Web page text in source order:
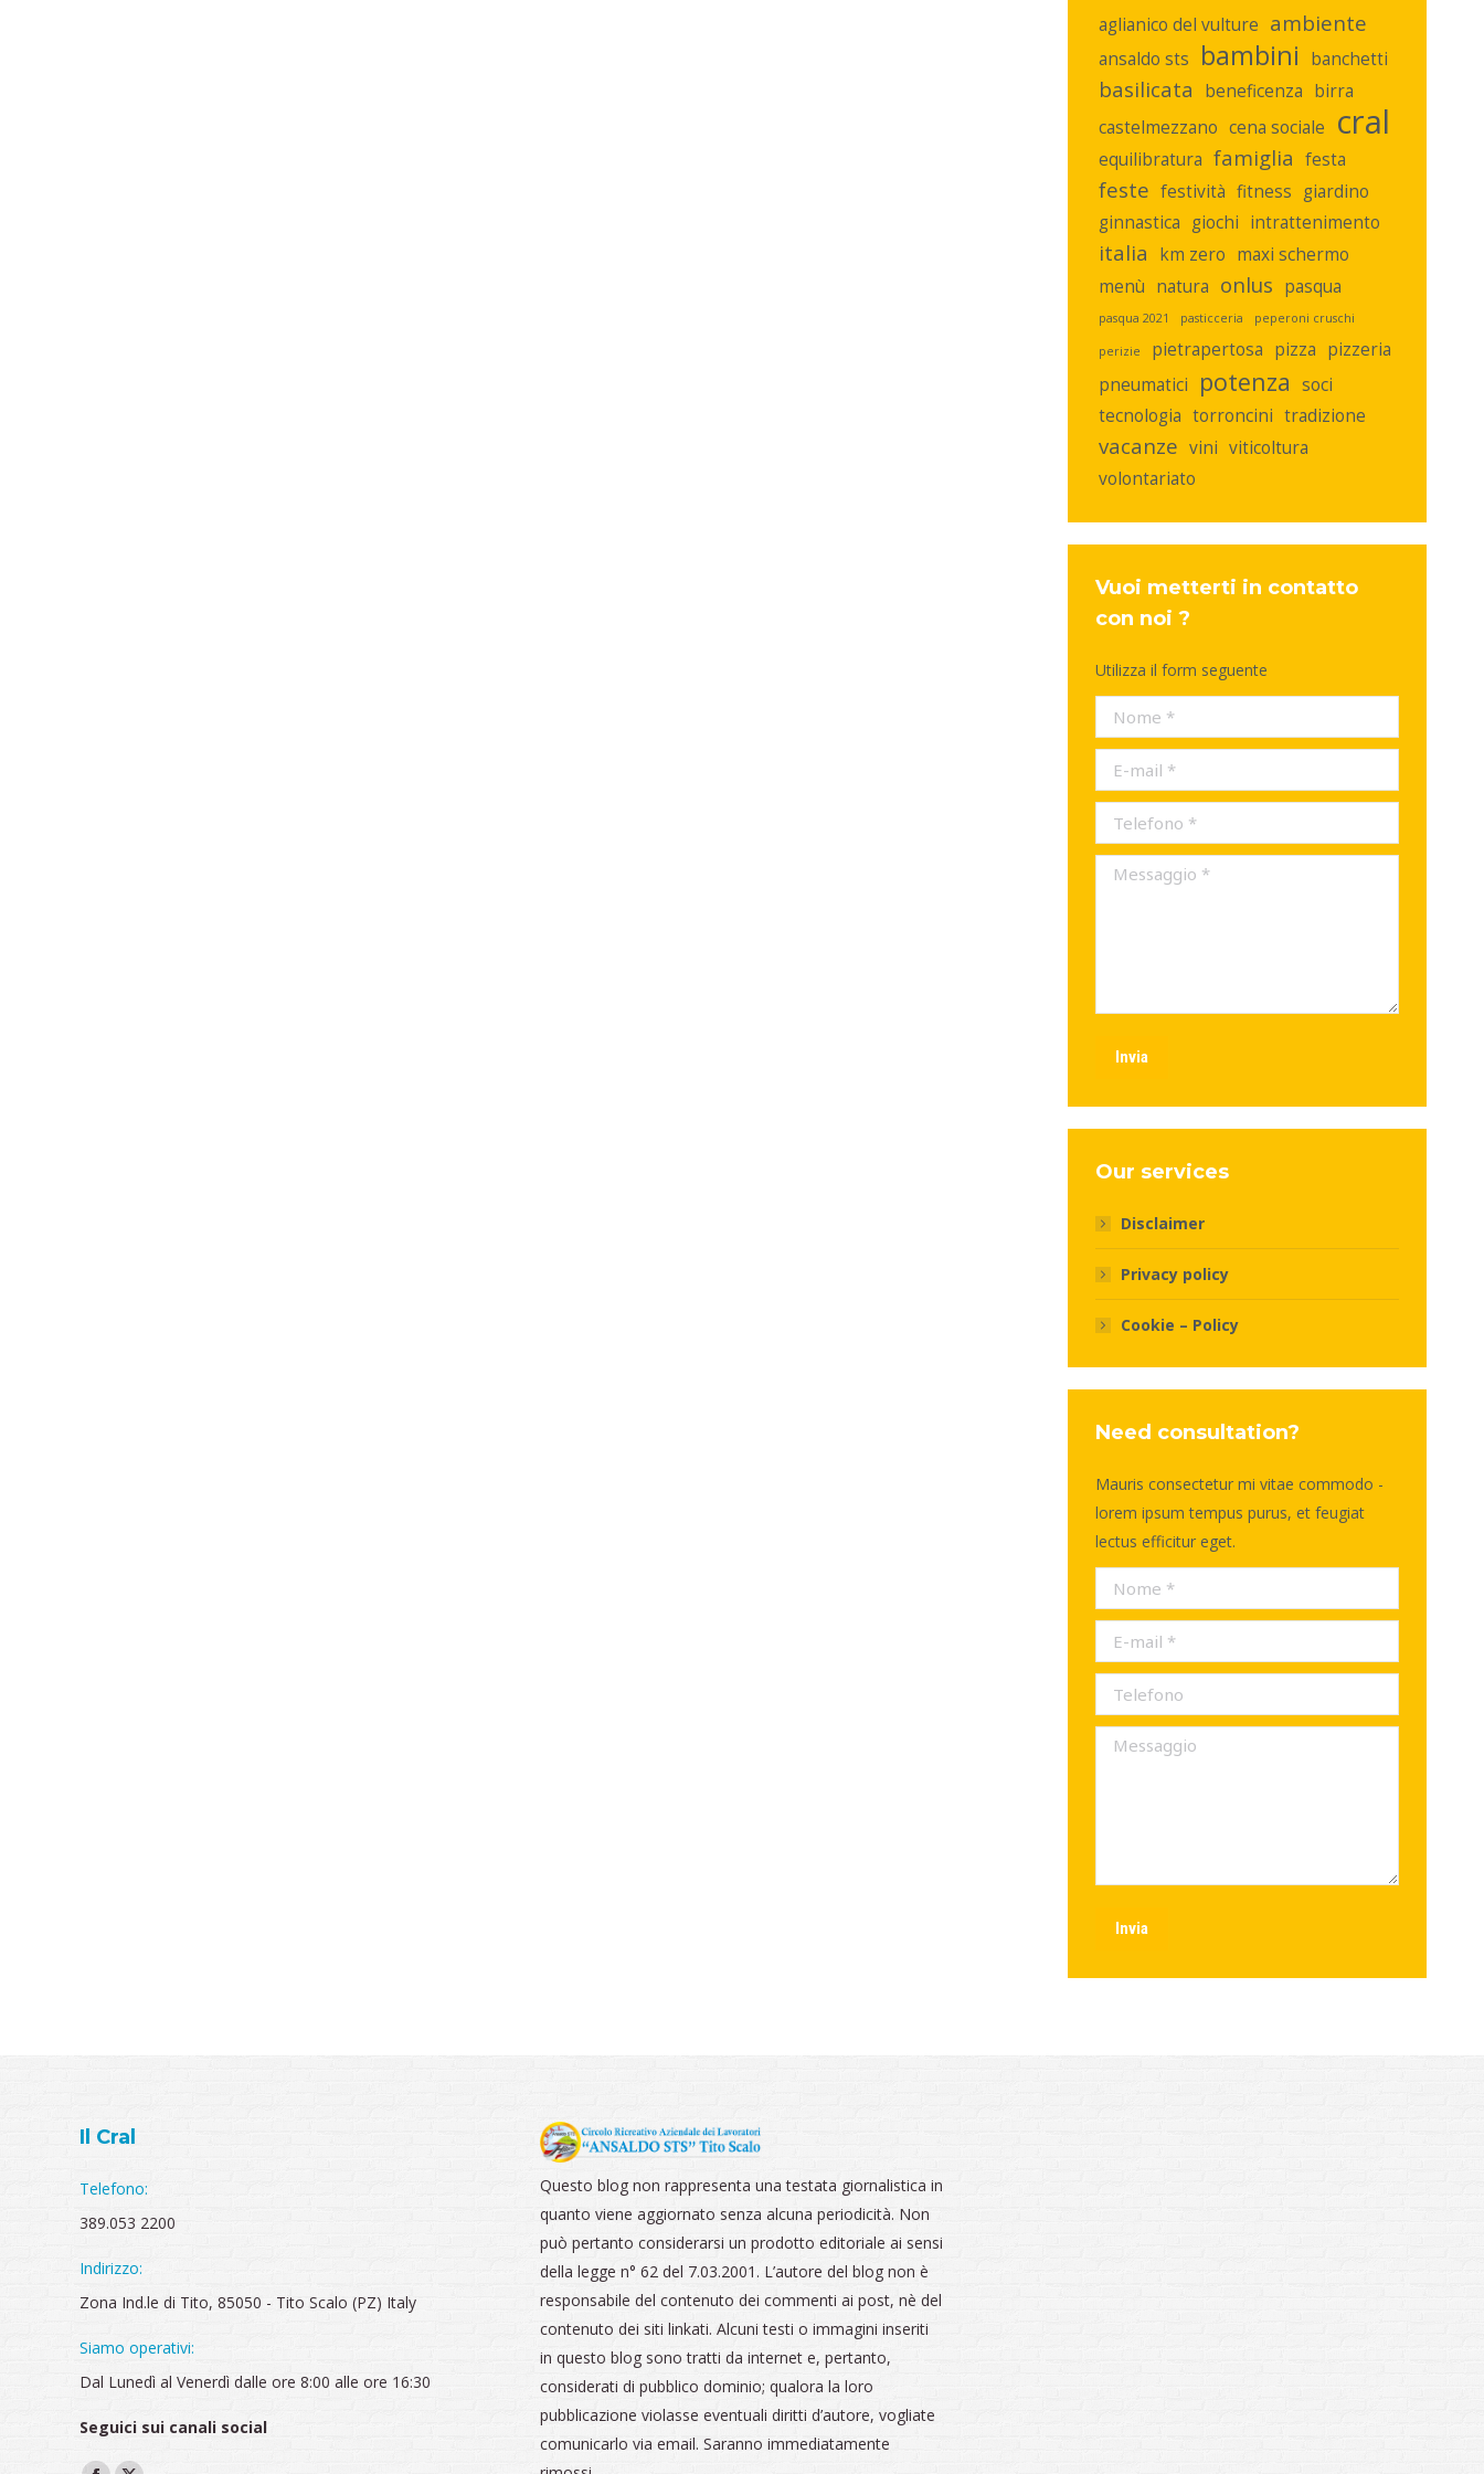
aglianico del vulture ambiente
ansaldo sts bambini banchetti
basilicata beneficenza birra
castelmezzano cena sociale cral
equilibratura famiglia festa
feste festività fitness giardino
ginnastica giochi intrattenimento
italia km zero maxi schermo
menù natura onlus pasqua
pasqua 2021 pasticceria peperoni cruschi
perizie pietrapertosa pizza pizzeria
pneumatici potenza soci
tecnologia torroncini tradizione
vacanze vini viticoltura
volontariato
Vuoi metterti in contatto
con noi ?
Utilizza il form seguente
Nome *
E-mail *
Telefono *
Messaggio *
Invia
Our services
Disclaimer
Privacy policy
Cookie – Policy
Need consultation?
Mauris consectetur mi vitae commodo -
lorem ipsum tempus purus, et feugiat
lectus efficitur eget.
Nome *
E-mail *
Telefono
Messaggio
Invia
Il Cral
Telefono:
389.053 2200
Indirizzo:
Zona Ind.le di Tito, 85050 - Tito Scalo (PZ) Italy
Siamo operativi:
Dal Lunedì al Venerdì dalle ore 8:00 alle ore 16:30
Seguici sui canali social
Questo blog non rappresenta una testata giornalistica in
quanto viene aggiornato senza alcuna periodicità. Non
può pertanto considerarsi un prodotto editoriale ai sensi
della legge n° 62 del 7.03.2001. L’autore del blog non è
responsabile del contenuto dei commenti ai post, nè del
contenuto dei siti linkati. Alcuni testi o immagini inseriti
in questo blog sono tratti da internet e, pertanto,
considerati di pubblico dominio; qualora la loro
pubblicazione violasse eventuali diritti d’autore, vogliate
comunicarlo via email. Saranno immediatamente